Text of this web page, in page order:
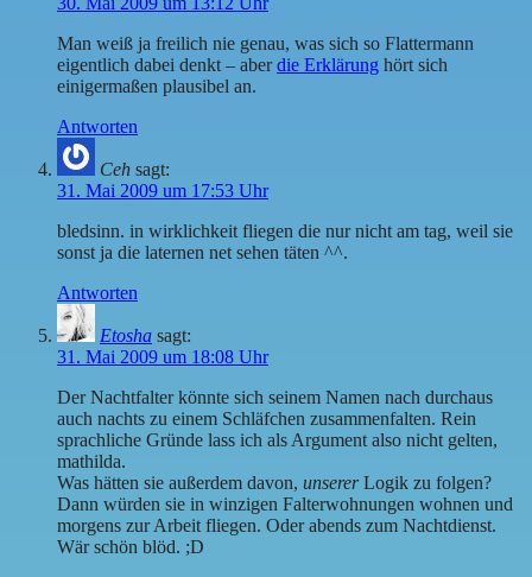
Man weiß ja freilich nie genau, was sich so Flattermann
eigentlich dabei denkt – aberdie Erklärung hört sich
einigermaßen plausibel an.
Antworten
Ceh sagt:
31. Mai 2009 um 17:53 Uhr
bledsinn. in wirklichkeit fliegen die nur nicht am tag, weil sie
sonst ja die laternen net sehen täten ^^.
Antworten
Etosha sagt:
31. Mai 2009 um 18:08 Uhr
Der Nachtfalter könnte sich seinem Namen nach durchaus
auch nachts zu einem Schläfchen zusammenfalten. Rein
sprachliche Gründe lass ich als Argument also nicht gelten,
mathilda.
Was hätten sie außerdem davon, unsererLogik zu folgen?
Dann würden sie in winzigen Falterwohnungen wohnen und
morgens zur Arbeit fliegen. Oder abends zum Nachtdienst.
Wär schön blöd. ;D